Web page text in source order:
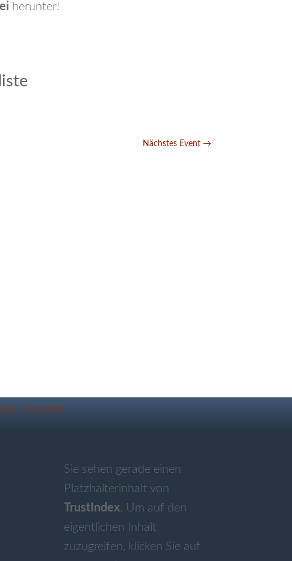
herunter!
Nächstes Event→
Sie sehen gerade einen
Platzhalterinhalt von
TrustIndex. Um auf den
eigentlichen Inhalt
zuzugreifen, klicken Sie auf